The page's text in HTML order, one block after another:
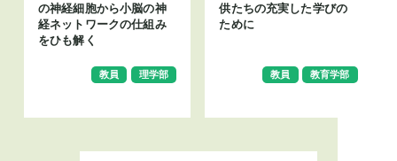
の神経細胞から小脳の神
経ネットワークの仕組み
をひも解く
教員 理学部
供たちの充実した学びの
ために
教員 教育学部